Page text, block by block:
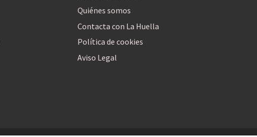
Quiénes somos
Contacta con La Huella
Política de cookies
Aviso Legal